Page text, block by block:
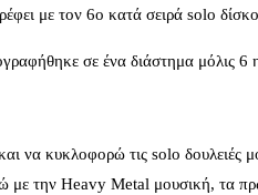
με τον 6ο κατά σειρά solo
σε ένα διάστημα μόλις
να κυκλοφορώ τις solo δουλειές
με την Heavy Metal μουσική, τα